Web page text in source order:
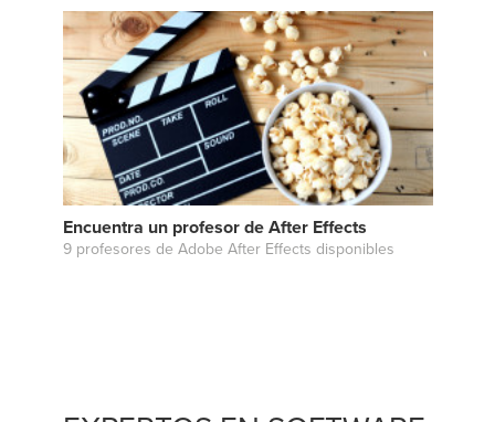
Encuentra un profesor de After Effects
9 profesores de Adobe After Effects disponibles